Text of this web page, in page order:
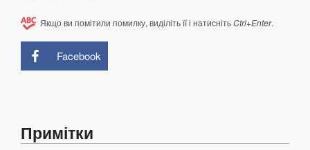
Якщо ви помітили помилку, виділіть її і натиснітьCtrl+Enter.
Facebook
Примітки